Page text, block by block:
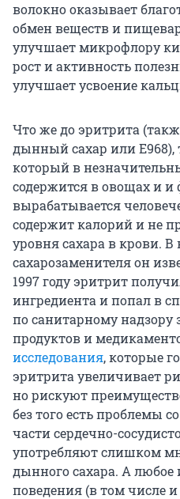
волокно оказывает
обмен веществ и
улучшает микрофлору
рост и активность
улучшает усвоение
Что же до эритрита
дынный сахар или Е968),
который в
содержится в овощах и и
вырабатывается
содержит калорий и не
уровня сахара в крови. В
сахарозаменителя он
1997 году эритрит
ингредиента и попал в
по санитарному
продуктов и
исследования, которые
эритрита увеличивает
но рискуют
без того есть проблемы
части сердечно-
употребляют слишком
дынного сахара. А
поведения (в том числе и